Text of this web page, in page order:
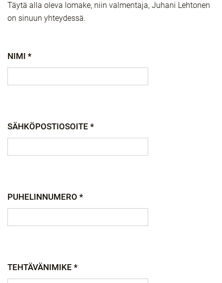
Täytä alla oleva lomake, niin valmentaja, Juhani Lehtonen
on sinuun yhteydessä.
NIMI *
SÄHKÖPOSTIOSOITE *
PUHELINNUMERO *
TEHTÄVÄNIMIKE *